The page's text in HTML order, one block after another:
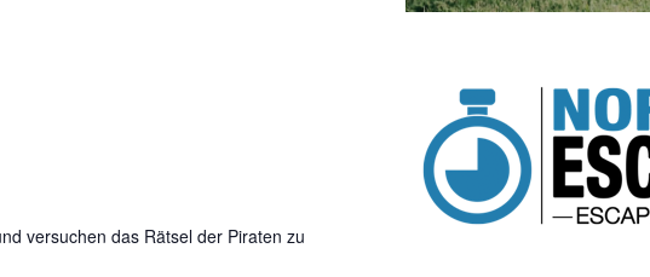
versuchen das Rätsel der Piraten zu